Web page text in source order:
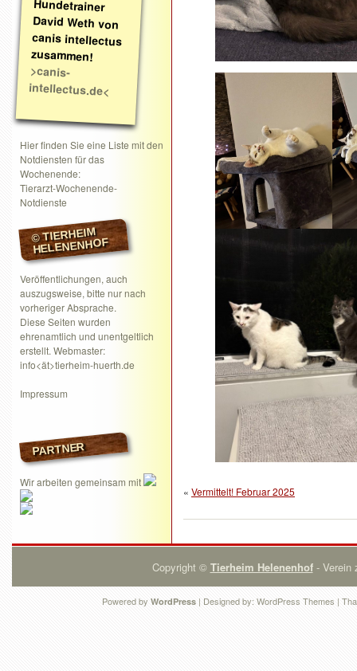
zusammen!
>canis-
intellectus.de<
Hier finden Sie eine Liste mit den
Notdiensten für das
Wochenende:
Tierarzt-Wochenende-
Notdienste
© TIERHEIM
HELENENHOF
Veröffentlichungen, auch
auszugsweise, bitte nur nach
vorheriger Absprache.
Diese Seiten wurden
ehrenamtlich und unentgeltlich
erstellt. Webmaster:
info<ät>tierheim-huerth.de
Impressum
PARTNER
Wir arbeiten gemeinsam mit
« Vermittelt! Februar 2025
Copyright © Tierheim Helenenhof- Verein
Powered by WordPress | Designed by: WordPress Themes |